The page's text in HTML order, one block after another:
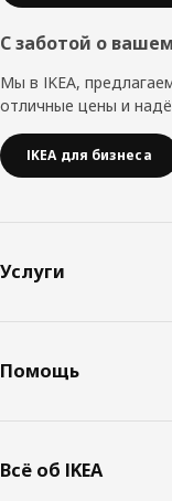
С заботой о
Мы в IKEA,
отличные цены и
IKEA для бизнеса
Услуги
Помощь
Всё об IKEA